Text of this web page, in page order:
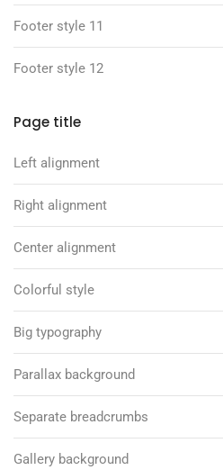
Footer style 11
Footer style 12
Page title
Left alignment
Right alignment
Center alignment
Colorful style
Big typography
Parallax background
Separate breadcrumbs
Gallery background